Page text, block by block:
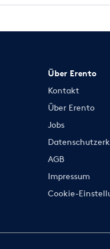
Über Erento
Kontakt
Über Erento
Jobs
AGB
Impressum
Cookie-